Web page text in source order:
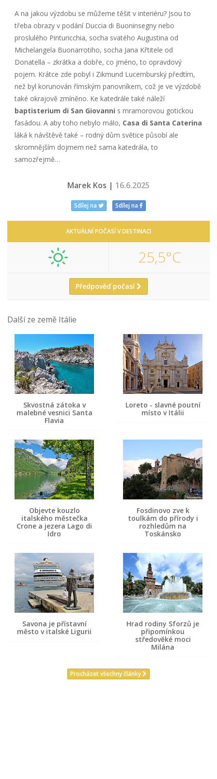
A na jakou výzdobu se můžeme těšit v interiéru? Jsou to
třeba obrazy v podání Duccia di Buoninsegny nebo
proslulého Pinturicchia, socha svatého Augustina od
Michelangela Buonarrotiho, socha Jana Křtitele od
Donatella – zkrátka a dobře, co jméno, to opravdový
pojem. Krátce zde pobyl i Zikmund Lucemburský předtím,
než byl korunován římským panovníkem, což je ve výzdobě
také okrajově zmíněno. Ke katedrále také náleží
baptisterium di San Giovanni s mramorovou gotickou
fasádou. A aby toho nebylo málo, Casa di Santa Caterina
láká k návštěvě také – rodný dům světice působí ale
skromnějším dojmem než sama katedrála, to
samozřejmě…
Marek Kos | 16.6.2025
Sdílej na Sdílej na
AKTUÁLNÍ POČASÍ V DESTINACI
25,5°C
Předpověď počasí
Další ze země Itálie
Skvostná zátoka v
malebné vesnici Santa
Flavia
Loreto - slavné poutní
místo v Itálii
Objevte kouzlo
italského městečka
Crone a jezera Lago di
Idro
Fosdinovo zve k
toulkám do přírody i
rozhledům na
Toskánsko
Savona je přístavní
město v italské Ligurii
Hrad rodiny Sforzů je
připomínkou
středověké moci
Milána
Procházet všechny články